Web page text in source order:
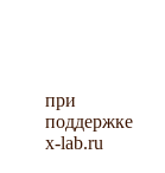
при
поддержке
x-lab.ru